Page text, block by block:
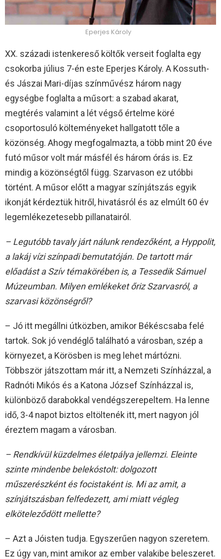
Eperjes Károly
XX. századi istenkereső költők verseit foglalta egy
csokorba július 7-én este Eperjes Károly. A Kossuth-
és Jászai Mari-díjas színművész három nagy
egységbe foglalta a műsort: a szabad akarat,
megtérés valamint a lét végső értelme köré
csoportosuló költeményeket hallgatott tőle a
közönség. Ahogy megfogalmazta, a több mint 20 éve
futó műsor volt már másfél és három órás is. Ez
mindig a közönségtől függ. Szarvason ez utóbbi
történt. A műsor előtt a magyar színjátszás egyik
ikonját kérdeztük hitről, hivatásról és az elmúlt 60 év
legemlékezetesebb pillanatairól.
– Legutóbb tavaly járt nálunk rendezőként, a Hyppolit,
a lakáj vízi színpadi bemutatóján. De tartott már
előadást a Szív témakörében is, a Tessedik Sámuel
Múzeumban. Milyen emlékeket őriz Szarvasról, a
szarvasi közönségről?
– Jó itt megállni útközben, amikor Békéscsaba felé
tartok. Sok jó vendéglő található a városban, szép a
környezet, a Körösben is meg lehet mártózni.
Többször játszottam már itt, a Nemzeti Színházzal, a
Radnóti Mikós és a Katona József Színházzal is,
különböző darabokkal vendégszerepeltem. Ha lenne
idő, 3-4 napot biztos eltöltenék itt, mert nagyon jól
éreztem magam a városban.
– Rendkívül küzdelmes életpálya jellemzi. Eleinte
szinte mindenbe belekóstolt: dolgozott
műszerészként és focistaként is. Mi az amit, a
színjátszásban felfedezett, ami miatt végleg
elköteleződött mellette?
– Azt a Jóisten tudja. Egyszerűen nagyon szeretem.
Ez úgy van, mint amikor az ember valakibe beleszeret.